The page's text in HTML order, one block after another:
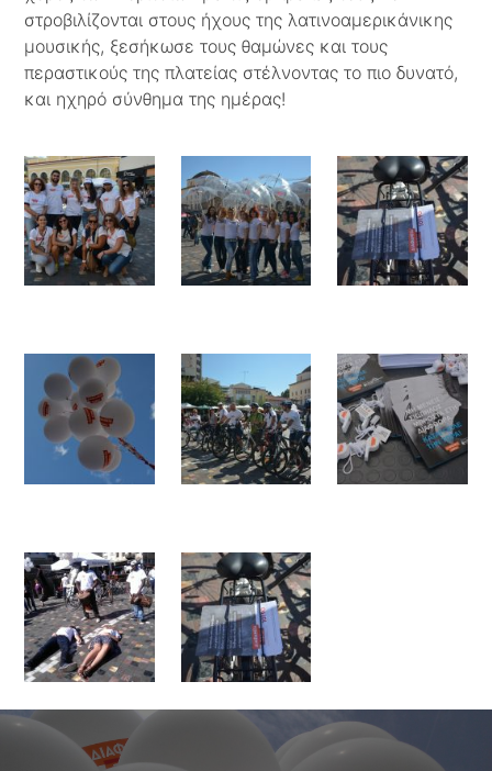
στροβιλίζονται στους ήχους της λατινοαμερικάνικης
μουσικής, ξεσήκωσε τους θαμώνες και τους
περαστικούς της πλατείας στέλνοντας το πιο δυνατό,
και ηχηρό σύνθημα της ημέρας!